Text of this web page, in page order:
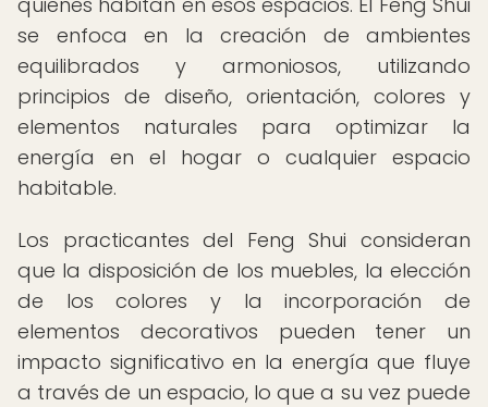
se enfoca en la creación de ambientes
equilibrados y armoniosos, utilizando
principios de diseño, orientación, colores y
elementos naturales para optimizar la
energía en el hogar o cualquier espacio
habitable.
Los practicantes del Feng Shui consideran
que la disposición de los muebles, la elección
de los colores y la incorporación de
elementos decorativos pueden tener un
impacto significativo en la energía que fluye
a través de un espacio, lo que a su vez puede